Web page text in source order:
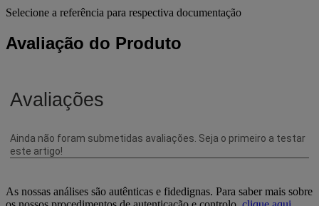
Selecione a referência para respectiva documentação
Avaliação do Produto
As nossas análises são autênticas e fidedignas. Para saber mais sobre